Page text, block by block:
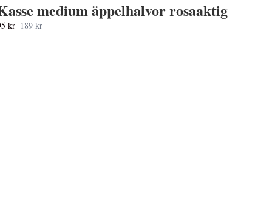
medium äppelhalvor rosaaktig
kr 189 kr